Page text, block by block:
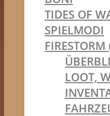
TIDES OF
SPIELMODI
LOOT,